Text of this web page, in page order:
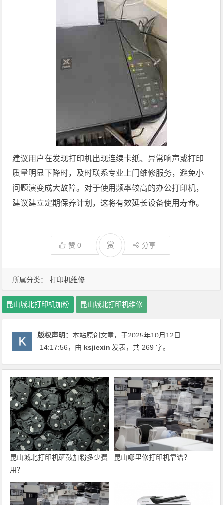
所属分类： 打印机维修
建议用户在发现打印机出现连续卡纸、异常响声或打印
质量明显下降时，及时联系专业上门维修服务，避免小
问题演变成大故障。对于使用频率较高的办公打印机，
建议建立定期保养计划，这将有效延长设备使用寿命。
赞0 赏 分享
昆山城北打印机加粉 昆山城北打印机维修
版权声明：本站原创文章，于2025年10月12日
14:17:56，由 ksjiexin 发表，共 269 字。
昆山城北打印机硒鼓加粉多少费
用？
昆山哪里修打印机靠谱？